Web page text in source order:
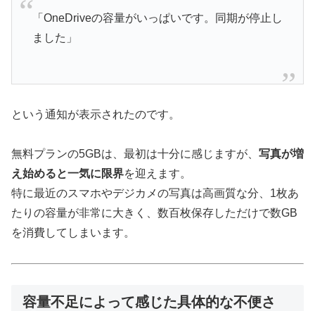
「OneDriveの容量がいっぱいです。同期が停止し
ました」
という通知が表示されたのです。
無料プランの5GBは、最初は十分に感じますが、 写真が増
え始めると一気に限界を迎えます。
特に最近のスマホやデジカメの写真は高画質な分、1枚あ
たりの容量が非常に大きく、数百枚保存しただけで数GB
を消費してしまいます。
容量不足によって感じた具体的な不便さ